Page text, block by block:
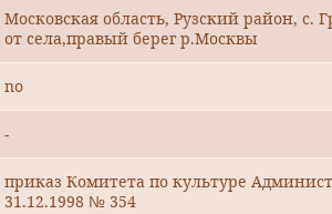
Московская область, Рузский район, с.
от села,правый берег р.Москвы
no
-
приказ Комитета по культуре
31.12.1998 № 354